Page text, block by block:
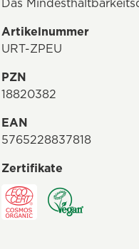
Das
Artikelnummer
URT-ZPEU
PZN
18820382
EAN
5765228837818
Zertifikate